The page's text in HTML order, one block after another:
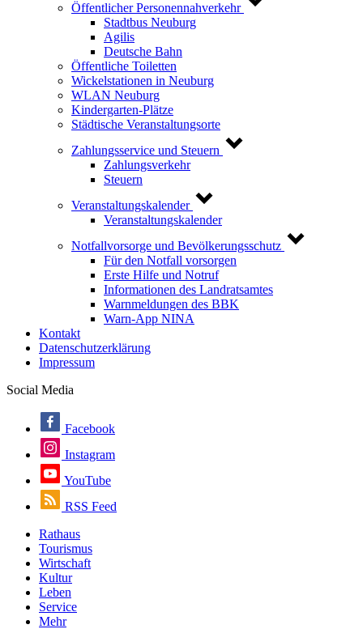
Öffentlicher Personennahverkehr
Stadtbus Neuburg
Agilis
Deutsche Bahn
Öffentliche Toiletten
Wickelstationen in Neuburg
WLAN Neuburg
Kindergarten-Plätze
Städtische Veranstaltungsorte
Zahlungsservice und Steuern
Zahlungsverkehr
Steuern
Veranstaltungskalender
Veranstaltungskalender
Notfallvorsorge und Bevölkerungsschutz
Für den Notfall vorsorgen
Erste Hilfe und Notruf
Informationen des Landratsamtes
Warnmeldungen des BBK
Warn-App NINA
Kontakt
Datenschutzerklärung
Impressum
Social Media
Facebook
Instagram
YouTube
RSS Feed
Rathaus
Tourismus
Wirtschaft
Kultur
Leben
Service
Mehr